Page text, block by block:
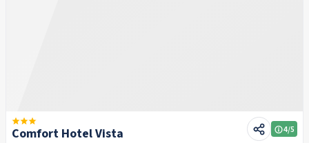
Comfort Hotel Vista 4/5